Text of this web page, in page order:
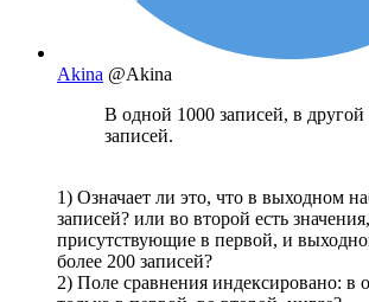
Akina @Akina
В одной 1000 записей, в другой
записей.
1) Означает ли это, что в выходном
записей? или во второй есть
присутствующие в первой, и
более 200 записей?
2) Поле сравнения индексировано: в